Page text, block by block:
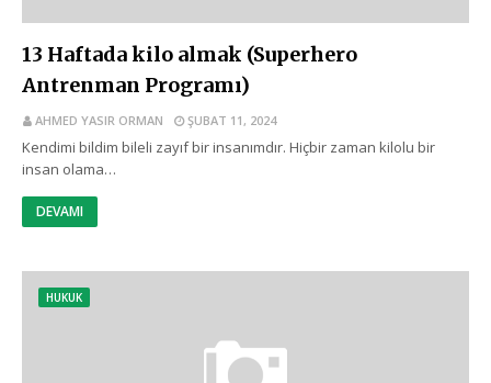
13 Haftada kilo almak (Superhero
Antrenman Programı)
AHMED YASIR ORMAN ŞUBAT 11, 2024
Kendimi bildim bileli zayıf bir insanımdır. Hiçbir zaman kilolu bir
insan olama…
DEVAMI
HUKUK